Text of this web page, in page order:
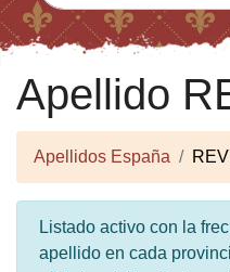
Apellido
Apellidos España
Listado activo con la
apellido en cada